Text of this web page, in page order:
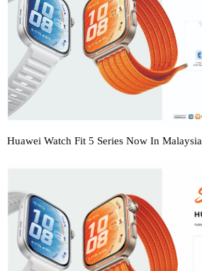
Huawei Watch Fit 5 Series Now In Malaysia